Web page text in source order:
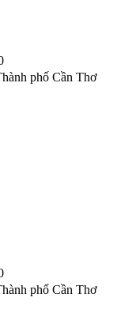
phố Cần Thơ
phố Cần Thơ